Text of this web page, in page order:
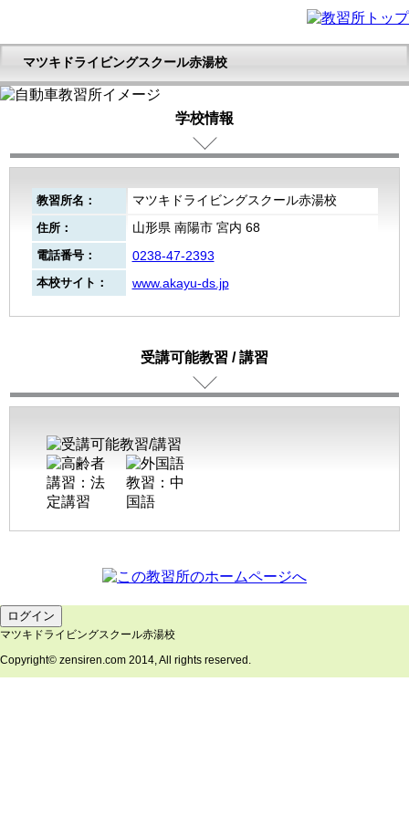
マツキドライビングスクール赤湯校
学校情報
教習所名： マツキドライビングスクール赤湯校
住所： 山形県 南陽市 宮内 68
電話番号： 0238-47-2393
本校サイト： www.akayu-ds.jp
受講可能教習 / 講習
マツキドライビングスクール赤湯校
Copyright© zensiren.com 2014, All rights reserved.